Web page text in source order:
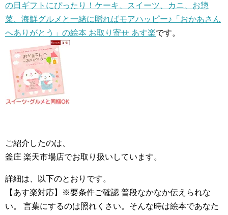
の日ギフトにぴったり！ケーキ、スイーツ、カニ、お惣
菜、海鮮グルメと一緒に贈ればモアハッピー♪「おかあさん
へありがとう」の絵本 お取り寄せ あす楽です。
ご紹介したのは、
釜庄 楽天市場店でお取り扱いしています。
詳細は、以下のとおりです。
【あす楽対応】※要条件ご確認 普段なかなか伝えられな
い。 言葉にするのは照れくさい。そんな時は絵本であなた